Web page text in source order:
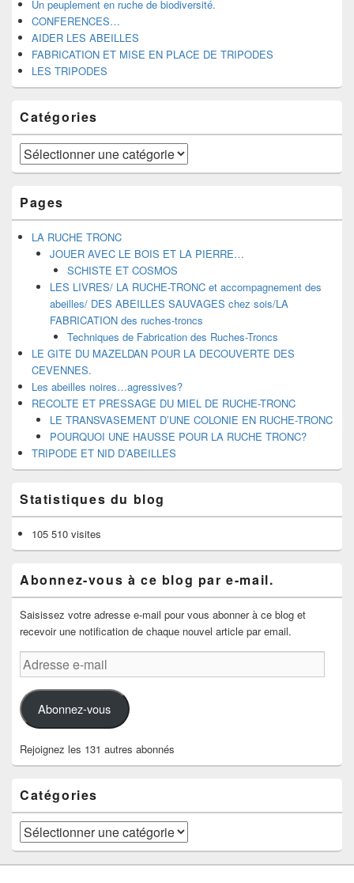
Un peuplement en ruche de biodiversité.
CONFERENCES…
AIDER LES ABEILLES
FABRICATION ET MISE EN PLACE DE TRIPODES
LES TRIPODES
Catégories
Catégories
Pages
LA RUCHE TRONC
JOUER AVEC LE BOIS ET LA PIERRE…
SCHISTE ET COSMOS
LES LIVRES/ LA RUCHE-TRONC et accompagnement des
abeilles/ DES ABEILLES SAUVAGES chez sois/LA
FABRICATION des ruches-troncs
Techniques de Fabrication des Ruches-Troncs
LE GITE DU MAZELDAN POUR LA DECOUVERTE DES
CEVENNES.
Les abeilles noires…agressives?
RECOLTE ET PRESSAGE DU MIEL DE RUCHE-TRONC
LE TRANSVASEMENT D’UNE COLONIE EN RUCHE-TRONC
POURQUOI UNE HAUSSE POUR LA RUCHE TRONC?
TRIPODE ET NID D’ABEILLES
Statistiques du blog
105 510 visites
Abonnez-vous à ce blog par e-mail.
Saisissez votre adresse e-mail pour vous abonner à ce blog et
recevoir une notification de chaque nouvel article par email.
Adresse
e-
mail
Abonnez-vous
Rejoignez les 131 autres abonnés
Catégories
Catégories